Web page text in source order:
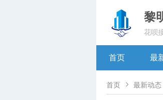
黎
花呗
首页 最
首页  最新动态